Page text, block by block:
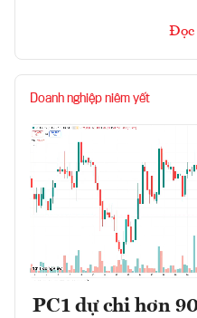
Đọc
Doanh nghiệp niêm yết
PC1 dự chi hơn